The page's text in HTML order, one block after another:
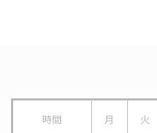
時間 月 火